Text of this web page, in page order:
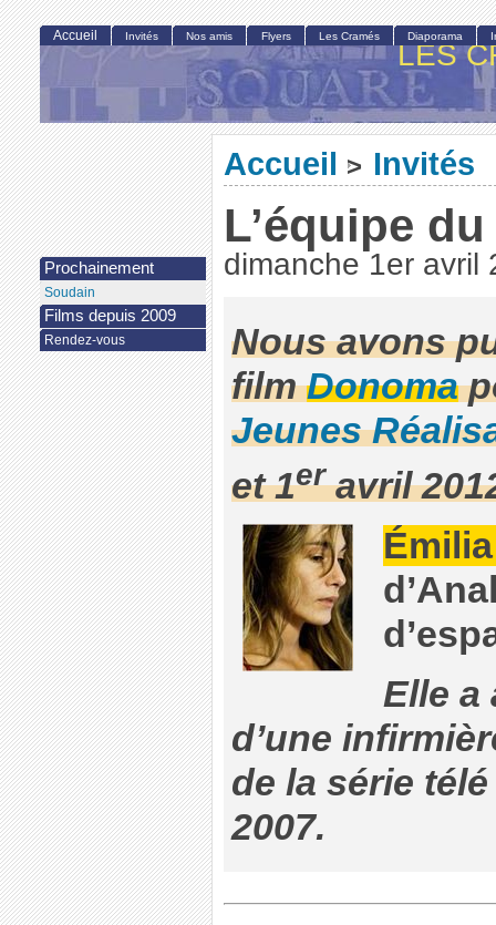
LES
Accueil > Invités
L’équipe
dimanche 1er avril
Nous avons
filmDonoma
Jeunes
et 1eravril
Elle a
d’une
de la série
2007.
Accueil Invités Nos amis Flyers Les Cramés Diaporama
Prochainement
Soudain
Films depuis 2009
Rendez-vous